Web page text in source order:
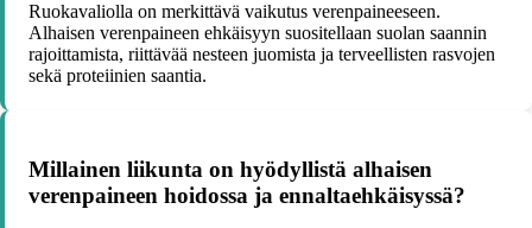
Ruokavaliolla on merkittävä vaikutus verenpaineeseen.
Alhaisen verenpaineen ehkäisyyn suositellaan suolan saannin
rajoittamista, riittävää nesteen juomista ja terveellisten rasvojen
sekä proteiinien saantia.
Millainen liikunta on hyödyllistä alhaisen
verenpaineen hoidossa ja ennaltaehkäisyssä?